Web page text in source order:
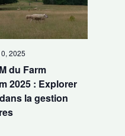
du Farm
2025 : Explorer
la gestion
2025